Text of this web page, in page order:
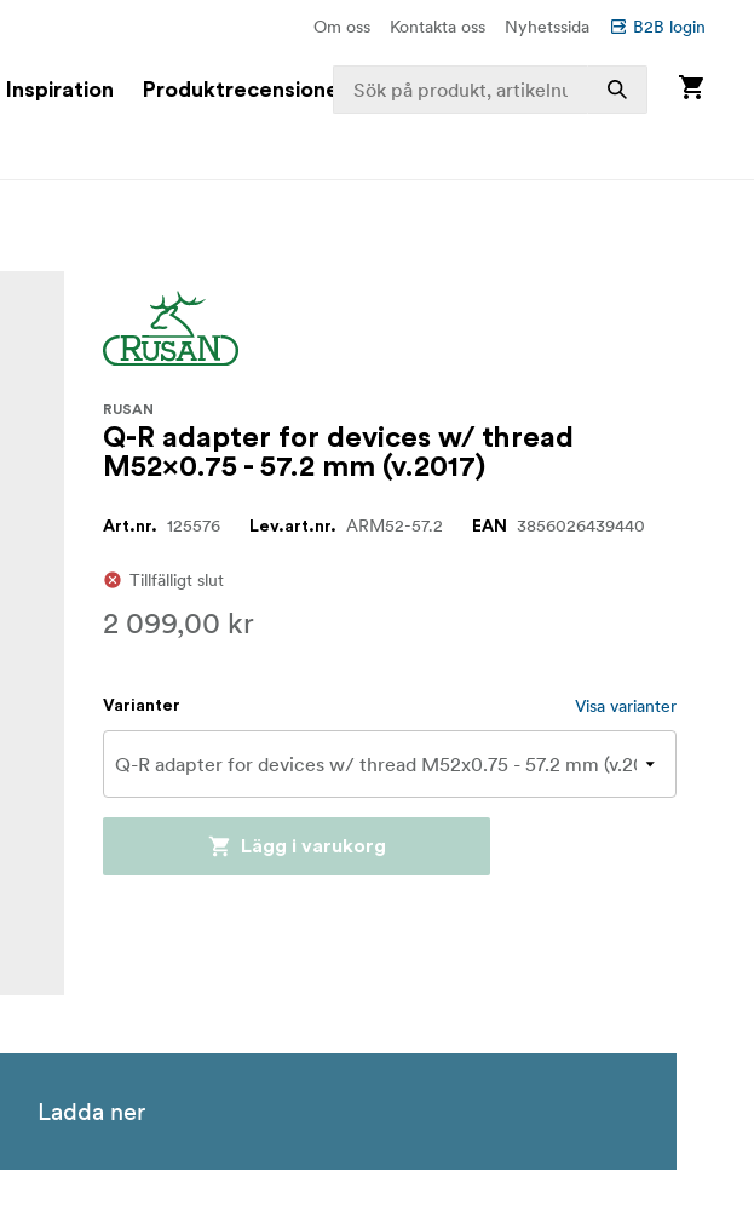
Om oss Kontakta oss Nyhetssida B2B login
Inspiration Produktrecensioner
RUSAN
Q-R adapter for devices w/ thread
M52x0.75 - 57.2 mm (v.2017)
Art.nr. 125576 Lev.art.nr. ARM52-57.2 EAN 3856026439440
Tillfälligt slut
2 099,00 kr
Varianter Visa varianter
Lägg i varukorg
Ladda ner